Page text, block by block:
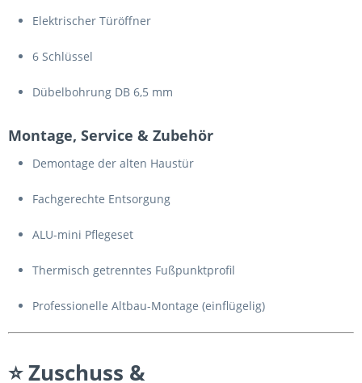
Elektrischer Türöffner
6 Schlüssel
Dübelbohrung DB 6,5 mm
Montage, Service & Zubehör
Demontage der alten Haustür
Fachgerechte Entsorgung
ALU-mini Pflegeset
Thermisch getrenntes Fußpunktprofil
Professionelle Altbau-Montage (einflügelig)
⭐Zuschuss &